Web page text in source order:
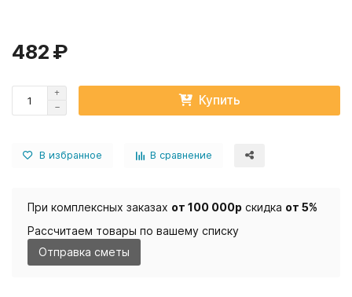
482 ₽
Купить
В избранное В сравнение
При комплексных заказах от 100 000р скидка от 5%
Рассчитаем товары по вашему списку
Отправка сметы